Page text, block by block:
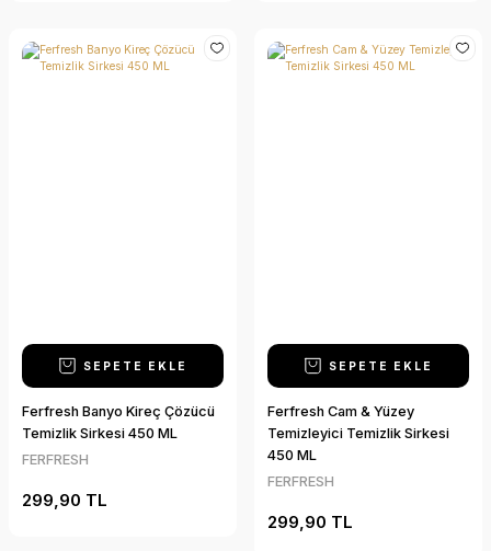
SEPETE EKLE
Ferfresh Banyo Kireç Çözücü
Temizlik Sirkesi 450 ML
FERFRESH
299,90 TL
SEPETE EKLE
Ferfresh Cam & Yüzey
Temizleyici Temizlik Sirkesi
450 ML
FERFRESH
299,90 TL